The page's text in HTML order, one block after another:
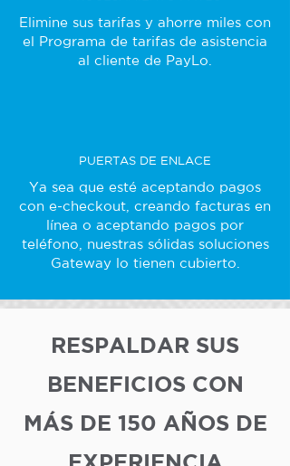
Elimine sus tarifas y ahorre miles con
el Programa de tarifas de asistencia
al cliente de PayLo.
PUERTAS DE ENLACE
Ya sea que esté aceptando pagos
con e-checkout, creando facturas en
línea o aceptando pagos por
teléfono, nuestras sólidas soluciones
Gateway lo tienen cubierto.
RESPALDAR SUS
BENEFICIOS CON
MÁS DE 150 AÑOS DE